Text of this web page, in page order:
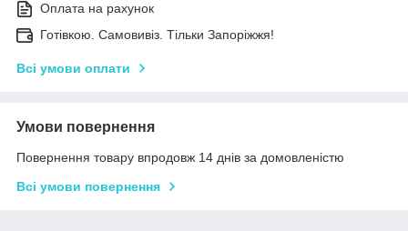
Оплата на рахунок
Готівкою. Самовивіз. Тільки Запоріжжя!
Всі умови оплати
Умови повернення
Повернення товару впродовж 14 днів за домовленістю
Всі умови повернення